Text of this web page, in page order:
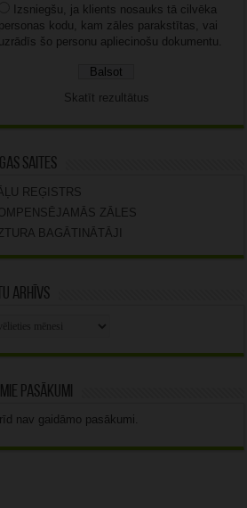
Izsniegšu, ja klients nosauks tā cilvēka
kodu, kam zāles parakstītas, vai
šo personu apliecinošu dokumentu.
Skatīt rezultātus
saites
REĢISTRS
ZĀLES
BAGĀTINĀTĀJI
arhīvs
pasākumi
nav gaidāmo pasākumi.